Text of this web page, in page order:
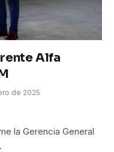
Alfa
de 2025
la Gerencia General